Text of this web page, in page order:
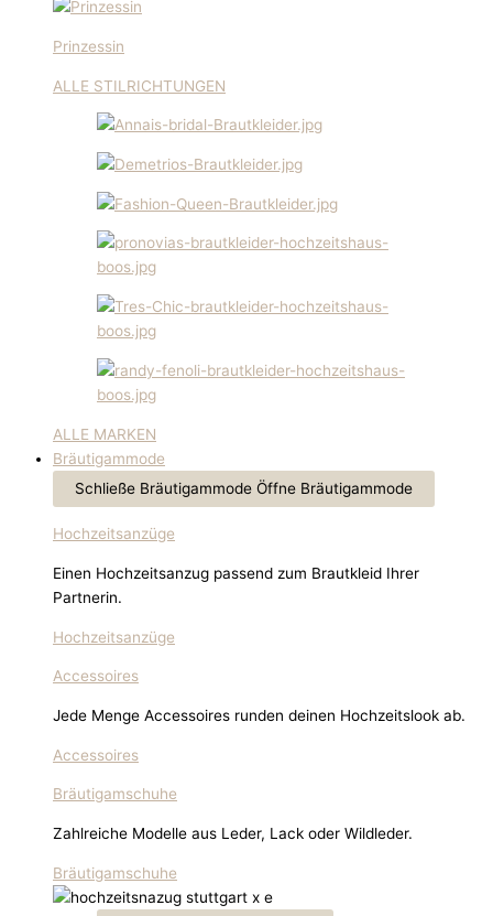
Prinzessin
ALLE STILRICHTUNGEN
ALLE MARKEN
Bräutigammode
Schließe Bräutigammode Öffne Bräutigammode
Hochzeitsanzüge
Einen Hochzeitsanzug passend zum Brautkleid Ihrer
Partnerin.
Hochzeitsanzüge
Accessoires
Jede Menge Accessoires runden deinen Hochzeitslook ab.
Accessoires
Bräutigamschuhe
Zahlreiche Modelle aus Leder, Lack oder Wildleder.
Bräutigamschuhe